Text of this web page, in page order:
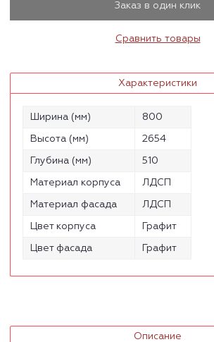
Заказ в один клик
Сравнить товары
Характеристики
Ширина (мм) 800
Высота (мм) 2654
Глубина (мм) 510
Материал корпуса ЛДСП
Материал фасада ЛДСП
Цвет корпуса Графит
Цвет фасада Графит
Описание